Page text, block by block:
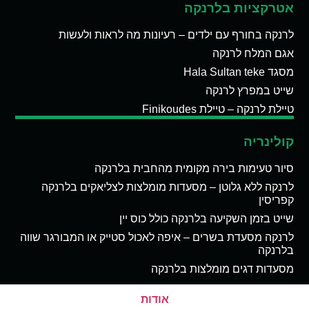
אטרקציות בלרנקה
לרנקה בחורף עם ילדים – רעיונות מה לראות ולעשות
אגם המלח לרנקה
מסגד Hala Sultan teke
שייט במפרץ לרנקה
טיילת לרנקה – טיילת Finikoudes
קולינריה
סיור טעימות בירה מקומית מהחבית בלרנקה
לרנקה ללא גלוטן – מסעדות מומלצות לצליאקים בלרנקה
קפריסין
שייט בזמן השקיעה בלרנקה כולל כוס יין
לרנקה מסעדת בשרים – איפה לאכול סטייק או המבורגר שווה
בלרנקה
מסעדות דגים מומלצות בלרנקה
אודות